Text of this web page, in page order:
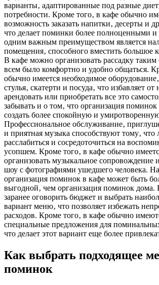
варианты‚ адаптированные под разные
потребности. Кроме того‚ в кафе обычно
возможность заказать напитки‚ десерты и
что делает поминки более полноценными
одним важным преимуществом является
помещения‚ способного вместить большое
В кафе можно организовать рассадку таким
всем было комфортно и удобно общаться.
обычно имеется необходимое
стулья‚ скатерти и посуда‚ что избавляет
арендовать или приобретать все это
забывать и о том‚ что организация поминок
создать более спокойную и
Профессиональное обслуживание‚
и приятная музыка способствуют тому‚ что
расслабиться и сосредоточиться на
усопшем. Кроме того‚ в кафе обычно
организовать музыкальное сопровождение
шоу с фотографиями ушедшего человека.
организация поминок в кафе может быть
выгодной‚ чем организация поминок
заранее оговорить бюджет и выбрать
вариант меню‚ что позволяет избежать
расходов. Кроме того‚ в кафе обычно
специальные предложения для
что делает этот вариант еще более
Как выбрать подходящее
поминок